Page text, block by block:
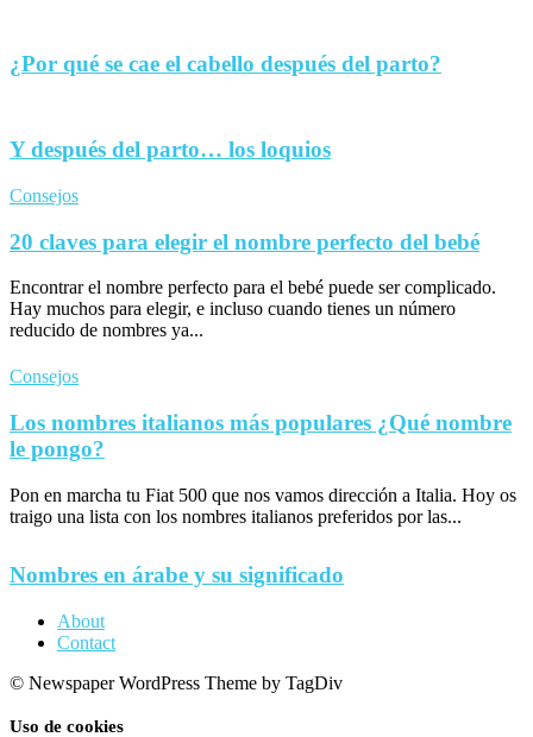
¿Por qué se cae el cabello después del parto?
Y después del parto… los loquios
Consejos
20 claves para elegir el nombre perfecto del bebé
Encontrar el nombre perfecto para el bebé puede ser complicado.
Hay muchos para elegir, e incluso cuando tienes un número
reducido de nombres ya...
Consejos
Los nombres italianos más populares ¿Qué nombre
le pongo?
Pon en marcha tu Fiat 500 que nos vamos dirección a Italia. Hoy os
traigo una lista con los nombres italianos preferidos por las...
Nombres en árabe y su significado
About
Contact
© Newspaper WordPress Theme by TagDiv
Uso de cookies